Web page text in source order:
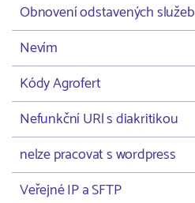
Obnovení odstavených služeb
Nevím
Kódy Agrofert
Nefunkční URl s diakritikou
nelze pracovat s wordpress
Veřejné IP a SFTP